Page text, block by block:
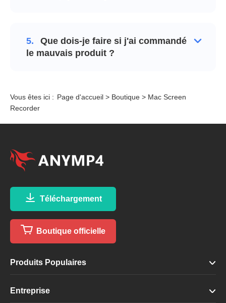
5.
Que dois-je faire si j'ai commandé
le mauvais produit ?
Vous êtes ici : Page d'accueil > Boutique > Mac Screen
Recorder
Téléchargement
Boutique officielle
Produits Populaires
Entreprise